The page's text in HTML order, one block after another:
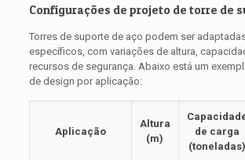
Configurações de projeto de torre de
Torres de suporte de aço podem ser
específicos, com variações de altura,
recursos de segurança. Abaixo está um
de design por aplicação:
Aplicação
Altura
(m)
de carga
(toneladas)